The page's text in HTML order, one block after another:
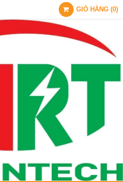
GIỎ HÀNG (0)